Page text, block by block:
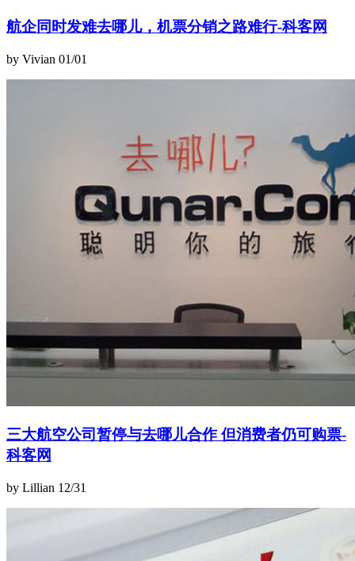
航企同时发难去哪儿，机票分销之路难行-科客网
by Vivian 01/01
三大航空公司暂停与去哪儿合作 但消费者仍可购票-
科客网
by Lillian 12/31